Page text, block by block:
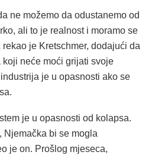
ne možemo da odustanemo od
ali to je realnost i moramo se
rekao je Kretschmer, dodajući da
neće moći grijati svoje
je u opasnosti ako se
je u opasnosti od kolapsa.
Njemačka bi se mogla
je on. Prošlog mjeseca,